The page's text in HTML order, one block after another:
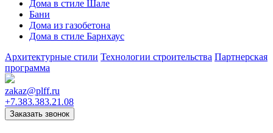
Дома в стиле Шале
Бани
Дома из газобетона
Дома в стиле Барнхаус
Архитектурные стили Технологии строительства Партнерская
программа
zakaz@plff.ru
+7.383.383.21.08
Заказать звонок